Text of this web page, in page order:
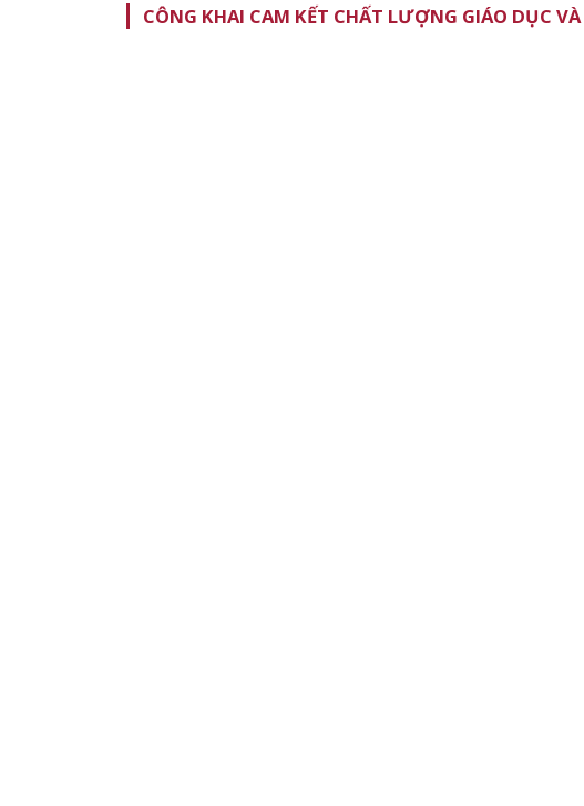
CÔNG KHAI CAM KẾT CHẤT LƯỢNG GIÁO DỤC